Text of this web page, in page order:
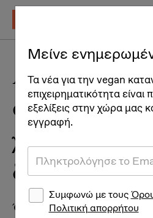
Aquafaba:
φτιάξεις και
Όταν βράζουμε ρεβίθια ή
Μείνε
Τα νέα για την vegan
επιχειρηματικότητα
εξελίξεις στην χώρα μας
εγγραφή.
Συμφωνώ με τους
Πολιτική απορρήτου